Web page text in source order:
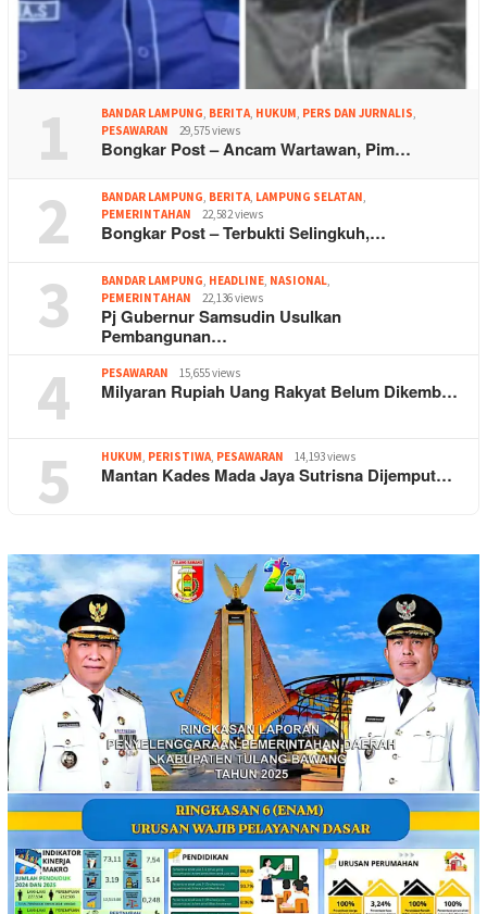
1 BANDAR LAMPUNG BERITA HUKUM PERS DAN JURNALIS
PESAWARAN
29,575 views
Bongkar Post – Ancam Wartawan, Pim…
2 BANDAR LAMPUNG BERITA LAMPUNG SELATAN
PEMERINTAHAN
22,582 views
Bongkar Post – Terbukti Selingkuh,…
3 BANDAR LAMPUNG HEADLINE NASIONAL
PEMERINTAHAN
22,136 views
Pj Gubernur Samsudin Usulkan
Pembangunan…
4 PESAWARAN 15,655 views
Milyaran Rupiah Uang Rakyat Belum Dikemb…
5 HUKUM PERISTIWA PESAWARAN 14,193 views
Mantan Kades Mada Jaya Sutrisna Dijemput…